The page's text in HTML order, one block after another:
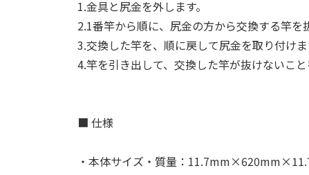
1.金具と尻金を外します。
2.1番竿から順に、尻金の方から交換する竿を
3.交換した竿を、順に戻して尻金を取り付けま
4.竿を引き出して、交換した竿が抜けないこ
■ 仕様
・本体サイズ・質量：